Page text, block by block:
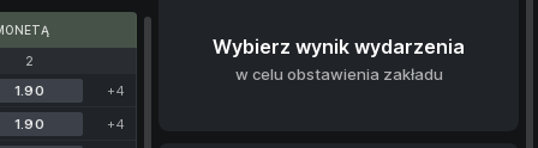
2
1.90
+4
1.90
+4
Wybierz wynik wydarzenia
w celu obstawienia zakładu